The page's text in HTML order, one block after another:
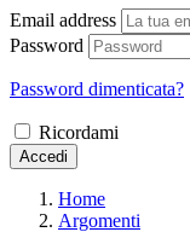
Email address
Password
Password dimenticata?
Ricordami
Accedi
Home
Argomenti